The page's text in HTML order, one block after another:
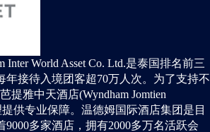
Inter World Asset Co. Ltd.是泰国排名前三
年接待入境团客超70万人次。为了支持不
提雅中天酒店(Wyndham Jomtien
供专业保障。温德姆国际酒店集团是目
9000多家酒店，拥有2000多万名活跃会